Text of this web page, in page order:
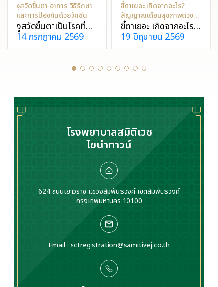
งูสวัดขึ้นตา อาการ วิธีรักษา
และการป้องกันด้วยวัคซีน
งูสวัดขึ้นตาเป็นโรคที่
ทำให้มีผื่นหรือตุ่มน้ำ
รอบดวงตา และปวด
แสบ ตาแดง หรือสู้แสง
วัคซีนและดูแลภูมิคุ้มกัน
ให้ทำงานปกติ
14 กรกฎาคม 2569
ขี้ตาเยอะ เกิดจากอะไร?
สัญญาณเตือนสุขภาพดวงตา
ที่ไม่ควรละเลย
ขี้ตาเยอะ เกิดจากอะไร?
รวมสาเหตุ อาการผิด
ปกติที่ควรระวัง พร้อม
วิธีดูแลและป้องกัน
ระยะยาว
19 มิถุนายน 2569
โรงพยาบาลสมิติเวช
ไชน่าทาวน์
624 ถนนเยาวราช แขวงสัมพันธวงศ์ เขตสัมพันธวงศ์
กรุงเทพมหานคร 10100
Email : sctregistration@samitivej.co.th